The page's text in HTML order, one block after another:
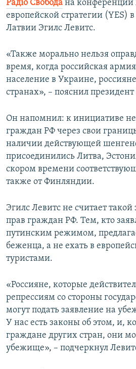
Радіо Свобода на конференции
европейской стратегии (YES)
Латвии Эгилс Левитс.
«Также морально нельзя
время, когда российская
население в Украине,
странах», – пояснил
Он напомнил: к инициативе не
граждан РФ через свои
наличии действующей
присоединились Литва,
скором времени
также от Финляндии.
Эгилс Левитс не считает
прав граждан РФ. Тем, кто
путинским режимом,
беженца, а не ехать в
туристами.
«Россияне, которые
репрессиям со стороны
могут подать заявление на
У нас есть законы об этом, и,
граждане других стран, они
убежище», – подчеркнул